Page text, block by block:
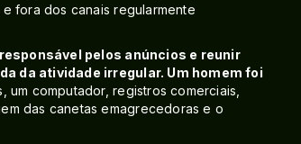
fora dos canais regularmente
pelos anúncios e reunir
da atividade irregular. Um homem foi
computador, registros comerciais,
das canetas emagrecedoras e o